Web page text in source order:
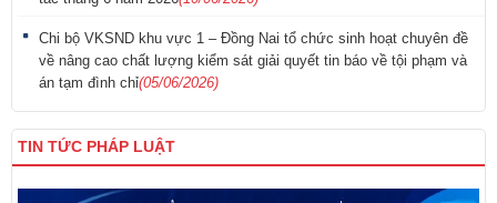
Chi bộ VKSND khu vực 1 – Đồng Nai tổ chức sinh hoạt chuyên đề
về nâng cao chất lượng kiểm sát giải quyết tin báo về tội phạm và
án tạm đình chỉ(05/06/2026)
TIN TỨC PHÁP LUẬT